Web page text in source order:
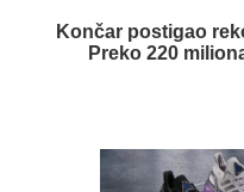
Končar postigao
Preko 220